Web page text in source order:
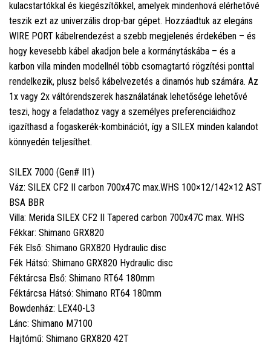
kulacstartókkal és kiegészítőkkel, amelyek mindenhová elérhetővé
teszik ezt az univerzális drop-bar gépet. Hozzáadtuk az elegáns
WIRE PORT kábelrendezést a szebb megjelenés érdekében – és
hogy kevesebb kábel akadjon bele a kormánytáskába – és a
karbon villa minden modellnél több csomagtartó rögzítési ponttal
rendelkezik, plusz belső kábelvezetés a dinamós hub számára. Az
1x vagy 2x váltórendszerek használatának lehetősége lehetővé
teszi, hogy a feladathoz vagy a személyes preferenciáidhoz
igazíthasd a fogaskerék-kombinációt, így a SILEX minden kalandot
könnyedén teljesíthet.
SILEX 7000 (Gen# II1)
Váz: SILEX CF2 II carbon 700x47C max.WHS 100×12/142×12 AST
BSA BBR
Villa: Merida SILEX CF2 II Tapered carbon 700x47C max. WHS
Fékkar: Shimano GRX820
Fék Első: Shimano GRX820 Hydraulic disc
Fék Hátsó: Shimano GRX820 Hydraulic disc
Féktárcsa Első: Shimano RT64 180mm
Féktárcsa Hátsó: Shimano RT64 180mm
Bowdenház: LEX40-L3
Lánc: Shimano M7100
Hajtómű: Shimano GRX820 42T